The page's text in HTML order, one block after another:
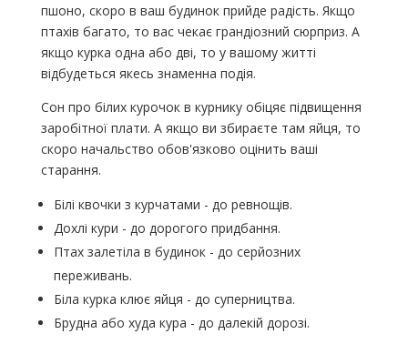
пшоно, скоро в ваш будинок прийде радість. Якщо
птахів багато, то вас чекає грандіозний сюрприз. А
якщо курка одна або дві, то у вашому житті
відбудеться якесь знаменна подія.
Сон про білих курочок в курнику обіцяє підвищення
заробітної плати. А якщо ви збираєте там яйця, то
скоро начальство обов'язково оцінить ваші
старання.
Білі квочки з курчатами - до ревнощів.
Дохлі кури - до дорогого придбання.
Птах залетіла в будинок - до серйозних
переживань.
Біла курка клює яйця - до суперництва.
Брудна або худа кура - до далекій дорозі.